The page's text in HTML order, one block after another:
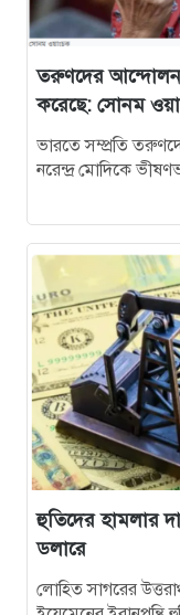
নিখোঁজের ১১
বাঁধা মরদেহ
১৭
শেরপুরে
আলোচনা
১৮
শেরপুর
২০
তরুণদের আন্দোলন
করেছে: সোনম
ভারতে সম্প্রতি
নরেন্দ্র মোদিকে
হুতিদের হামলার
ডলারে
লোহিত সাগরের